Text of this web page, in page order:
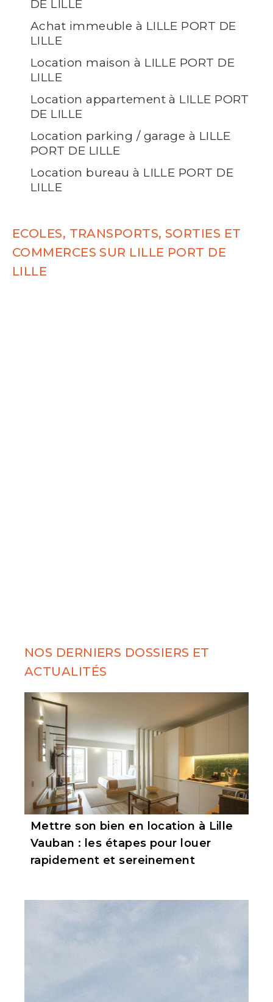
DE LILLE
Achat immeuble à LILLE PORT DE
LILLE
Location maison à LILLE PORT DE
LILLE
Location appartement à LILLE PORT
DE LILLE
Location parking / garage à LILLE
PORT DE LILLE
Location bureau à LILLE PORT DE
LILLE
ECOLES, TRANSPORTS, SORTIES ET
COMMERCES SUR LILLE PORT DE
LILLE
NOS DERNIERS DOSSIERS ET
ACTUALITÉS
Mettre son bien en location à Lille
Vauban : les étapes pour louer
rapidement et sereinement